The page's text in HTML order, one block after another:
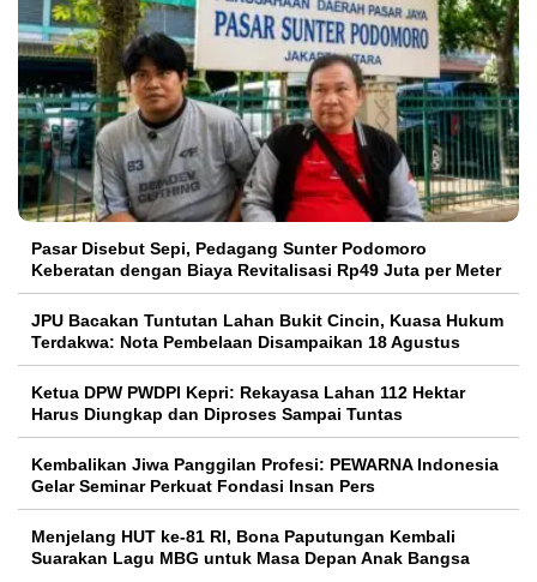
Pasar Disebut Sepi, Pedagang Sunter Podomoro
Keberatan dengan Biaya Revitalisasi Rp49 Juta per Meter
JPU Bacakan Tuntutan Lahan Bukit Cincin, Kuasa Hukum
Terdakwa: Nota Pembelaan Disampaikan 18 Agustus
Ketua DPW PWDPI Kepri: Rekayasa Lahan 112 Hektar
Harus Diungkap dan Diproses Sampai Tuntas
Kembalikan Jiwa Panggilan Profesi: PEWARNA Indonesia
Gelar Seminar Perkuat Fondasi Insan Pers
Menjelang HUT ke-81 RI, Bona Paputungan Kembali
Suarakan Lagu MBG untuk Masa Depan Anak Bangsa